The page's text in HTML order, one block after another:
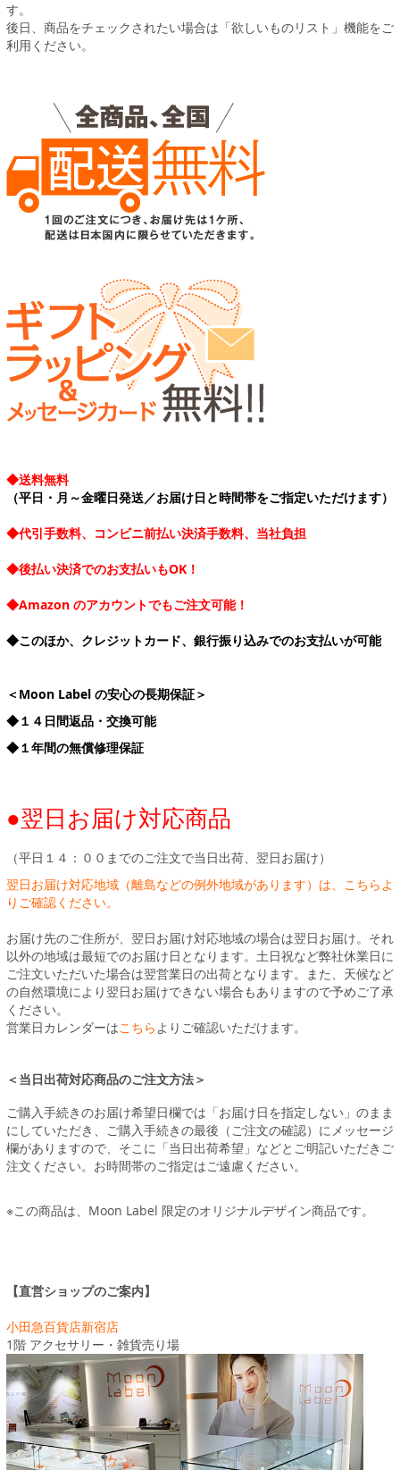
す。
後日、商品をチェックされたい場合は「欲しいものリスト」機能をご
利用ください。
◆送料無料
（平日・月～金曜日発送／お届け日と時間帯をご指定いただけます）
◆代引手数料、コンビニ前払い決済手数料、当社負担
◆後払い決済でのお支払いもOK！
◆Amazon のアカウントでもご注文可能！
◆このほか、クレジットカード、銀行振り込みでのお支払いが可能
＜Moon Label の安心の長期保証＞
◆１４日間返品・交換可能
◆１年間の無償修理保証
●翌日お届け対応商品
（平日１４：００までのご注文で当日出荷、翌日お届け）
翌日お届け対応地域（離島などの例外地域があります）は、こちらよ
りご確認ください。
お届け先のご住所が、翌日お届け対応地域の場合は翌日お届け。それ
以外の地域は最短でのお届け日となります。土日祝など弊社休業日に
ご注文いただいた場合は翌営業日の出荷となります。また、天候など
の自然環境により翌日お届けできない場合もありますので予めご了承
ください。
営業日カレンダーはこちら よりご確認いただけます。
＜当日出荷対応商品のご注文方法＞
ご購入手続きのお届け希望日欄では「お届け日を指定しない」のまま
にしていただき、ご購入手続きの最後（ご注文の確認）にメッセージ
欄がありますので、そこに「当日出荷希望」などとご明記いただきご
注文ください。お時間帯のご指定はご遠慮ください。
※この商品は、Moon Label 限定のオリジナルデザイン商品です。
【直営ショップのご案内】
小田急百貨店新宿店
1階 アクセサリー・雑貨売り場